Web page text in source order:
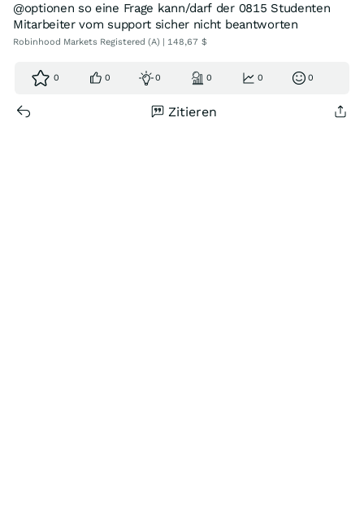
@optionen so eine Frage kann/darf der 0815 Studenten
Mitarbeiter vom support sicher nicht beantworten
Robinhood Markets Registered (A) | 148,67 $
0 0 0 0 0 0
Zitieren